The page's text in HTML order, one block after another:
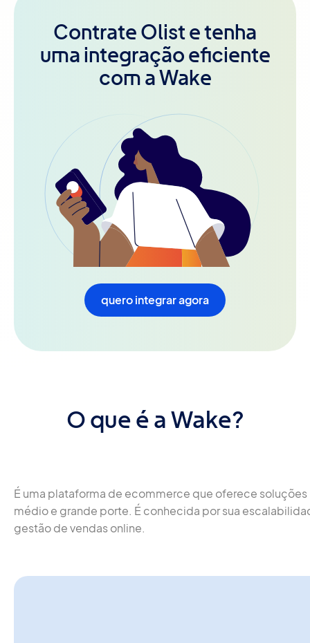
Contrate Olist e tenha
uma integração eficiente
com a Wake
quero integrar agora
O que é a Wake?
É uma plataforma de ecommerce que oferece soluções
médio e grande porte. É conhecida por sua
gestão de vendas online.